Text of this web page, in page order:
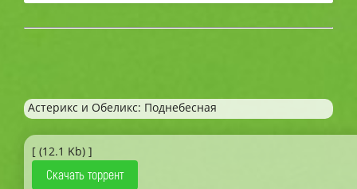
Астерикс и Обеликс: Поднебесная
[ (12.1 Kb) ]
Скачать торрент